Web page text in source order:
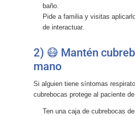
baño.
Pide a familia y visitas
de interactuar.
2) 😷 Mantén
mano
Si alguien tiene síntomas
cubrebocas protege al paciente
Ten una caja de cubrebocas